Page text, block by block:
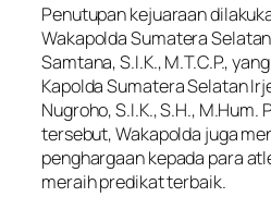
Penutupan kejuaraan
Wakapolda Sumatera
Samtana, S.I.K., M.T.C.P.,
Kapolda Sumatera Selatan
Nugroho, S.I.K., S.H.,
tersebut, Wakapolda juga
penghargaan kepada para
meraih predikat terbaik.